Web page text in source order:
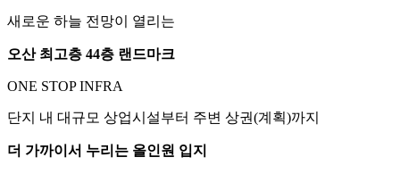
새로운 하늘 전망이 열리는
오산 최고층 44층 랜드마크
ONE STOP INFRA
단지 내 대규모 상업시설부터 주변 상권(계획)까지
더 가까이서 누리는 올인원 입지